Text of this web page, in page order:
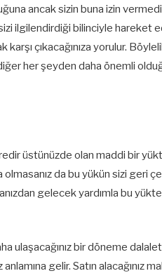
ancak sizin buna izin
ilgilendirdiği bilinciyle hareket
çıkacağınıza yorulur.
her şeyden daha önemli
üstünüzde olan maddi bir
olmasanız da bu yükün sizi geri
gelecek yardımla bu
ulaşacağınız bir döneme
gelir. Satın alacağınız